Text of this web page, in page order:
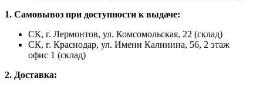
1. Самовывоз при доступности к выдаче:
СК, г. Лермонтов, ул. Комсомольская, 22 (склад)
СК, г. Краснодар, ул. Имени Калинина, 56, 2 этаж
офис 1 (склад)
2. Доставка: